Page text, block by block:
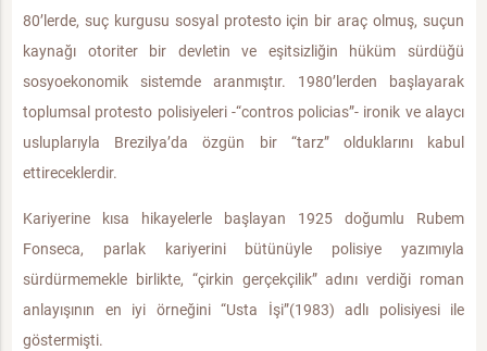
80’lerde, suç kurgusu sosyal protesto için bir araç olmuş, suçun
kaynağı otoriter bir devletin ve eşitsizliğin hüküm sürdüğü
sosyoekonomik sistemde aranmıştır. 1980’lerden başlayarak
toplumsal protesto polisiyeleri -“contros policias”- ironik ve alaycı
usluplarıyla Brezilya’da özgün bir “tarz” olduklarını kabul
ettireceklerdir.
Kariyerine kısa hikayelerle başlayan 1925 doğumlu Rubem
Fonseca, parlak kariyerini bütünüyle polisiye yazımıyla
sürdürmemekle birlikte, “çirkin gerçekçilik” adını verdiği roman
anlayışının en iyi örneğini “Usta İşi”(1983) adlı polisiyesi ile
göstermişti.